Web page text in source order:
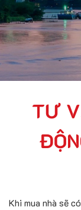
TƯ
Khi mua nhà sẽ